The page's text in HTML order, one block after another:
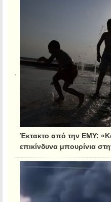
Έκτακτο από την ΕΜΥ:
επικίνδυνα μπουρίνια